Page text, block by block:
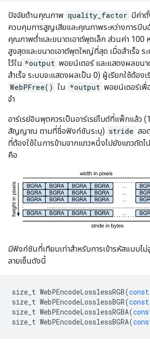
ปัจจัยด้านคุณภาพ quality_factor มีค่า
ควบคุมการสูญเสียและคุณภาพระหว่างการบีบ
คุณภาพต่ำและขนาดเอาต์พุตเล็ก ส่วนค่า
สูงสุดและขนาดเอาต์พุตใหญ่ที่สุด เมื่อสำเร็จ ร
ไว้ใน *output พอยน์เตอร์ และแสดงผลขนา
สำเร็จ ระบบจะแสดงผลเป็น 0) ผู้เรียกใช้ต้องเ
WebPFree() ใน *output พอยน์เตอร์เพื่
จำ
อาร์เรย์อินพุตควรเป็นอาร์เรย์ไบต์ที่แพ็กแล้ว
สัญญาณ ตามที่ชื่อฟังก์ชันระบุ) stride สอ
ที่ต้องใช้ในการข้ามจากแถวหนึ่งไปยังแถวถัดไ
คือ
มีฟังก์ชันที่เทียบเท่าสำหรับการเข้ารหัสแบบไ
ลายเซ็นดังนี้
size_t WebPEncodeLosslessRGB(const
size_t WebPEncodeLosslessBGR(const
size_t WebPEncodeLosslessRGBA(
size_t WebPEncodeLosslessBGRA(